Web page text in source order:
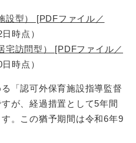
設型） [PDFファイル／
時点）
宅訪問型） [PDFファイル／
時点）
「認可外保育施設指導監督
が、経過措置として5年間
。この猶予期間は令和6年9